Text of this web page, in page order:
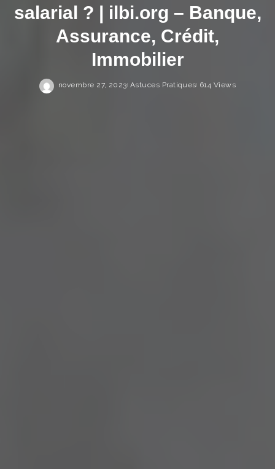
salarial ? | ilbi.org – Banque,
Assurance, Crédit,
Immobilier
novembre 27, 2023 Astuces Pratiques 614 Views